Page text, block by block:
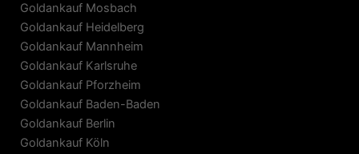
Goldankauf Mosbach
Goldankauf Heidelberg
Goldankauf Mannheim
Goldankauf Karlsruhe
Goldankauf Pforzheim
Goldankauf Baden-Baden
Goldankauf Berlin
Goldankauf Köln